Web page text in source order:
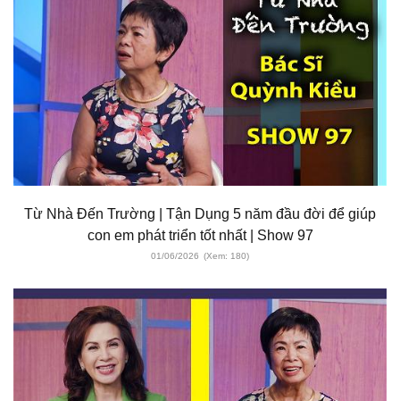
Từ Nhà Đến Trường | Tận Dụng 5 năm đầu đời để giúp
con em phát triển tốt nhất | Show 97
01/06/2026 (Xem: 180)